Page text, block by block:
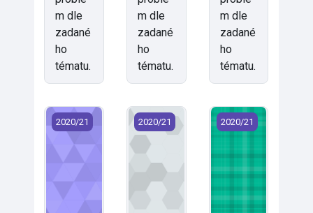
m dle
zadané
ho
tématu.
m dle
zadané
ho
tématu.
m dle
zadané
ho
tématu.
KNT/DPN - Diplomová práce (2020)
2020/21 KNT/DPR1 - Diplomová práce 1
2020/21 KNT/DPR2 -
2020/21